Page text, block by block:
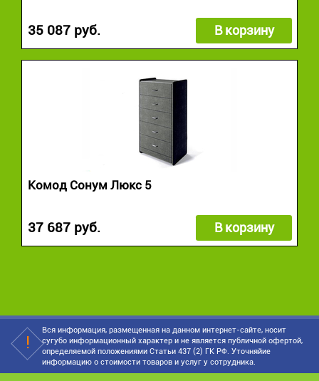
35 087 руб. В корзину
Комод Сонум Люкс 5
37 687 руб. В корзину
Вся информация, размещенная на данном интернет-сайте, носит
сугубо информационный характер и не является публичной офертой,
определяемой положениями Статьи 437 (2) ГК РФ. Уточняйие
информацию о стоимости товаров и услуг у сотрудника.